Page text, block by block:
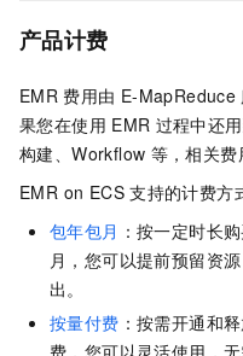
产品计费
EMR 费用由 E-MapReduce
果您在使用 EMR 过程中还
构建、Workflow 等，相关费
EMR on ECS 支持的计费方
包年包月 ：按一定时长
月，您可以提前预留资
出。
按量付费 ：按需开通和